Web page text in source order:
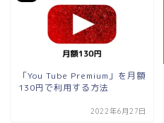
「You Tube Premium」を月額
130円で利用する方法
2022年6月27日